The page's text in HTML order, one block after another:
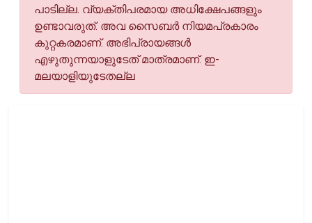
പാടില്ല. വ്യക്തിപരമായ അധിക്ഷേപങ്ങളും
ഉണ്ടാവരുത്. അവ സൈബര്‍ നിയമപ്രകാരം
കുറ്റകരമാണ്. അഭിപ്രായങ്ങള്‍
എഴുതുന്നയാളുടേത് മാത്രമാണ്. ഇ-
മലയാളിയുടേതല്ല